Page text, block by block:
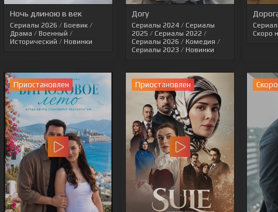
Ночь длиною в век
Сериалы 2026 / Боевик /
Драма / Военный /
Исторический / Новинки
Догу
Сериалы 2024/ Сериалы
2025 / Сериалы 2022 /
Сериалы 2026 / Комедия /
Сериалы 2023 / Новинки
Скоро
Приостановлен Приостановлен